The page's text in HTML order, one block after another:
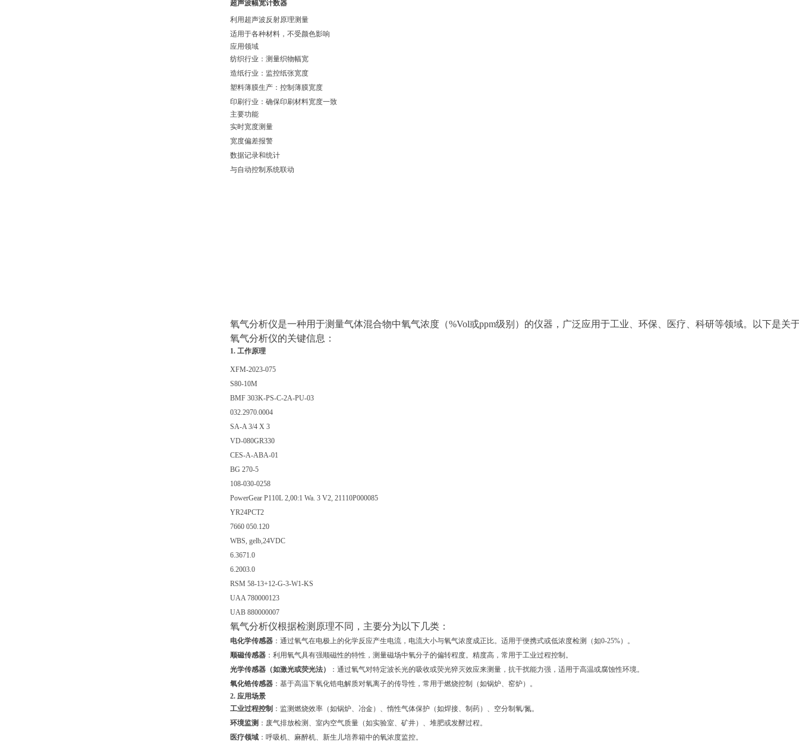
超声波幅宽计数器
利用超声波反射原理测量
适用于各种材料，不受颜色影响
应用领域
纺织行业：测量织物幅宽
造纸行业：监控纸张宽度
塑料薄膜生产：控制薄膜宽度
印刷行业：确保印刷材料宽度一致
主要功能
实时宽度测量
宽度偏差报警
数据记录和统计
与自动控制系统联动
氧气分析仪是一种用于测量气体混合物中氧气浓度（%Vol或ppm级别）的仪器，广泛应用于工业、环保、医疗、科研等领域。以下是关
氧气分析仪的关键信息：
1. 工作原理
XFM-2023-075
S80-10M
BMF 303K-PS-C-2A-PU-03
032.2970.0004
SA-A 3/4 X 3
VD-080GR330
CES-A-ABA-01
BG 270-5
108-030-0258
PowerGear P110L 2,00:1 Wa. 3 V2, 21110P000085
YR24PCT2
7660 050.120
WBS, gelb,24VDC
6.3671.0
6.2003.0
RSM 58-13+12-G-3-W1-KS
UAA 780000123
UAB 880000007
氧气分析仪根据检测原理不同，主要分为以下几类：
电化学传感器 ：通过氧气在电极上的化学反应产生电流，电流大小与氧气浓度成正比。适用于便携式或低浓度检测（如0-25%）。
顺磁传感器 ：利用氧气具有强顺磁性的特性，测量磁场中氧分子的偏转程度。精度高，常用于工业过程控制。
光学传感器（如激光或荧光法）
：通过氧气对特定波长光的吸收或荧光猝灭效应来测量，抗干扰能力强，适用于高温或腐蚀性环境。
氧化锆传感器 ：基于高温下氧化锆电解质对氧离子的传导性，常用于燃烧控制（如锅炉、窑炉）。
2. 应用场景
工业过程控制 ：监测燃烧效率（如锅炉、冶金）、惰性气体保护（如焊接、制药）、空分制氧/氮。
环境监测 ：废气排放检测、室内空气质量（如实验室、矿井）、堆肥或发酵过程。
医疗领域 ：呼吸机、麻醉机、新生儿培养箱中的氧浓度监控。